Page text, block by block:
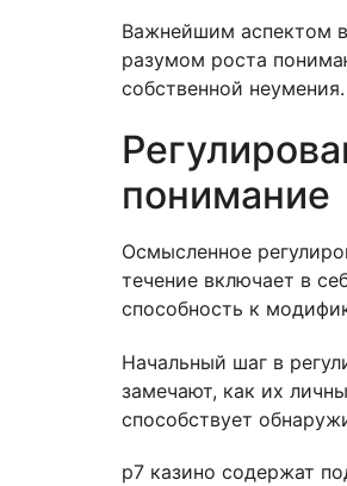
Важнейшим аспектом
разумом роста
собственной неумения.
понимание
Осмысленное
течение включает в
способность к
Начальный шаг в
замечают, как их
способствует
р7 казино содержат